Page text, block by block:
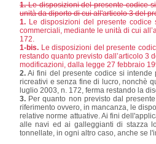
1.Le disposizioni del presente codice
unità da diporto di cui all'articolo 3 del
1. Le disposizioni del presente
commerciali, mediante le unità di cui
172.
1-bis. Le disposizioni del presente
restando quanto previsto dall’articolo 3
modificazioni, dalla legge 27 febbraio
2. Ai fini del presente codice si
ricreativi e senza fine di lucro, nonchè
luglio 2003, n. 172, ferma restando la
3. Per quanto non previsto dal
riferimento ovvero, in mancanza, le
relative norme attuative. Ai fini
alle navi ed ai galleggianti di stazza
tonnellate, in ogni altro caso, anche se